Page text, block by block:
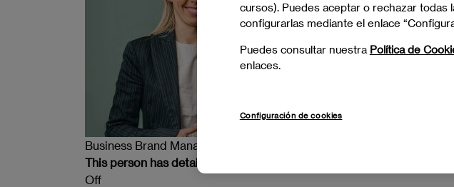
Business Brand Manager, periodista y neuropsicóloga especializada
This person has detail node
Off
cursos). Puedes aceptar o rechazar
configurarlas mediante el enlace
Puedes consultar nuestra Política de
enlaces.
Configuración de cookies